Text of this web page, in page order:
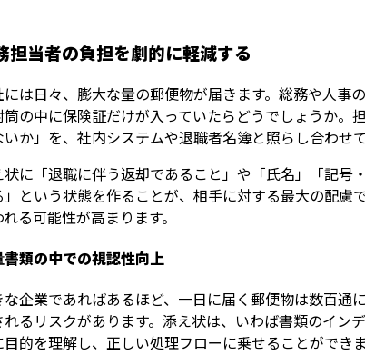
担当者の負担を劇的に軽減する
には日々、膨大な量の郵便物が届きます。総務や人
筒の中に保険証だけが入っていたらどうでしょうか
いか」を、社内システムや退職者名簿と照らし合わせ
状に「退職に伴う返却であること」や「氏名」「記号
」という状態を作ることが、相手に対する最大の配
る可能性が高まります。
書類の中での視認性向上
な企業であればあるほど、一日に届く郵便物は数百
れるリスクがあります。添え状は、いわば書類のイン
目的を理解し、正しい処理フローに乗せることができま